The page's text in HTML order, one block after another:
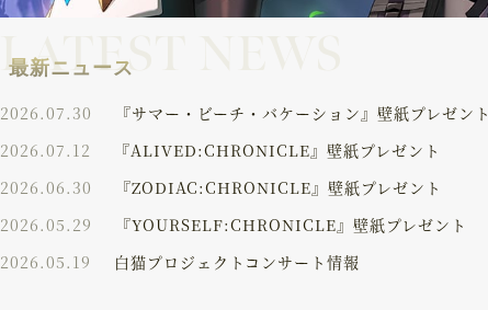
LATEST NEWS
最新ニュース
2026.07.30
『サマー・ビーチ・バケーション』壁紙プレゼント
2026.07.12
『ALIVED:CHRONICLE』壁紙プレゼント
2026.06.30
『ZODIAC:CHRONICLE』壁紙プレゼント
2026.05.29
『YOURSELF:CHRONICLE』壁紙プレゼント
2026.05.19
白猫プロジェクトコンサート情報